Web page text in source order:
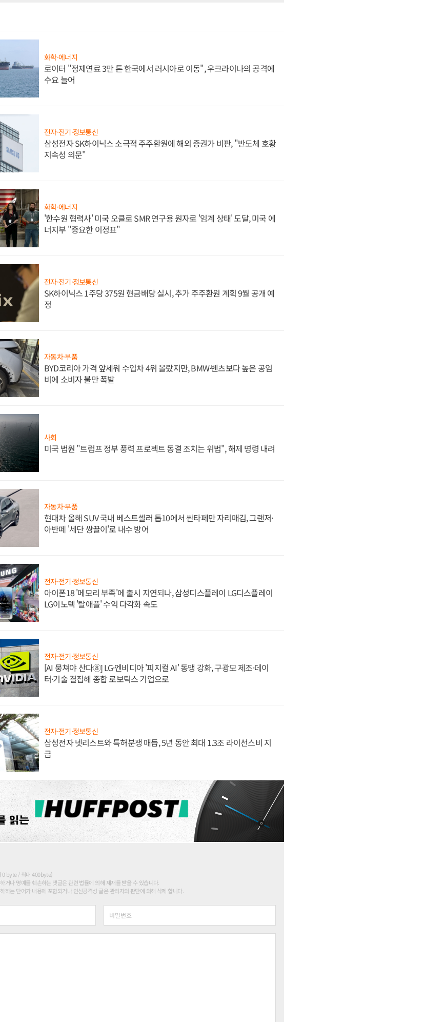
화학·에너지
로이터 "정제연료 3만 톤 한국에서 러시아로 이동", 우크라이나의 공격에
수요 늘어
전자·전기·정보통신
삼성전자 SK하이닉스 소극적 주주환원에 해외 증권가 비판, "반도체 호황
지속성 의문"
화학·에너지
'한수원 협력사' 미국 오클로 SMR 연구용 원자로 '임계 상태' 도달, 미국 에
너지부 "중요한 이정표"
전자·전기·정보통신
SK하이닉스 1주당 375원 현금배당 실시, 추가 주주환원 계획 9월 공개 예
정
자동차·부품
BYD코리아 가격 앞세워 수입차 4위 올랐지만, BMW·벤츠보다 높은 공임
비에 소비자 불만 폭발
사회
미국 법원 "트럼프 정부 풍력 프로젝트 동결 조치는 위법", 해제 명령 내려
자동차·부품
현대차 올해 SUV 국내 베스트셀러 톱10에서 싼타페만 자리매김, 그랜저·
아반떼 '세단 쌍끌이'로 내수 방어
전자·전기·정보통신
아이폰18 '메모리 부족'에 출시 지연되나, 삼성디스플레이 LG디스플레이
LG이노텍 '탈애플' 수익 다각화 속도
전자·전기·정보통신
[AI 뭉쳐야 산다⑧] LG·엔비디아 '피지컬 AI' 동맹 강화, 구광모 제조·데이
터·기술 결집해 종합 로보틱스 기업으로
전자·전기·정보통신
삼성전자 넷리스트와 특허분쟁 매듭, 5년 동안 최대 1.3조 라이선스비 지
급
0 byte / 최대 400byte)
거나 명예를 훼손하는 댓글은 관련 법률에 의해 제재를 받을 수 있습니다.
하는 단어가 내용에 포함되거나 인신공격성 글은 관리자의 판단에 의해 삭제 합니다.